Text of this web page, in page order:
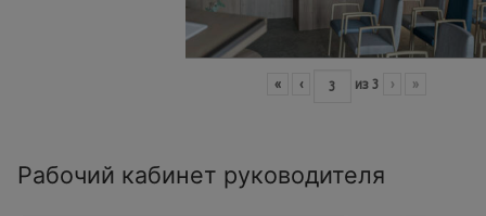
« ‹ из 3 › »
Рабочий кабинет руководителя